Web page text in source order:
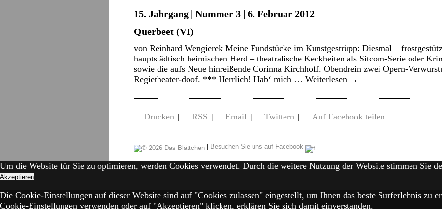
15. Jahrgang | Nummer 3 | 6. Februar 2012
Querbeet (VI)
von Reinhard Wengierek Meine Fundstücke im Kunstgestrüpp: Diesmal –
hauptstädtisch heimischen Herd – theatralische Keckheiten als Sitcom-Serie oder
sowie die aufs Neue hinreißende Corinna Kirchhoff. Obendrein zwei Opern-
Regietheater-doof. *** Herrlich! Hab‘ mich … Weiterlesen →
Drucken | RSS | Email | Twittern | Auf Facebook teilen
| Besuchen Sie uns auf Facebook
Um die Website für Sie zu optimieren, werden Cookies verwendet. Durch die weitere Nutzung der Website stimmen Sie
Akzeptieren
Die Cookie-Einstellungen auf dieser Website sind auf "Cookies zulassen" eingestellt, um Ihnen das beste Surferlebnis zu
Cookie-Einstellungen verwenden oder auf "Akzeptieren" klicken, erklären Sie sich damit einverstanden.